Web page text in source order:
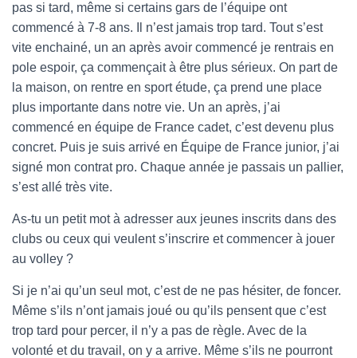
pas si tard, même si certains gars de l’équipe ont
commencé à 7-8 ans. Il n’est jamais trop tard. Tout s’est
vite enchainé, un an après avoir commencé je rentrais en
pole espoir, ça commençait à être plus sérieux. On part de
la maison, on rentre en sport étude, ça prend une place
plus importante dans notre vie. Un an après, j’ai
commencé en équipe de France cadet, c’est devenu plus
concret. Puis je suis arrivé en Équipe de France junior, j’ai
signé mon contrat pro. Chaque année je passais un pallier,
s’est allé très vite.
As-tu un petit mot à adresser aux jeunes inscrits dans des
clubs ou ceux qui veulent s’inscrire et commencer à jouer
au volley ?
Si je n’ai qu’un seul mot, c’est de ne pas hésiter, de foncer.
Même s’ils n’ont jamais joué ou qu’ils pensent que c’est
trop tard pour percer, il n’y a pas de règle. Avec de la
volonté et du travail, on y a arrive. Même s’ils ne pourront